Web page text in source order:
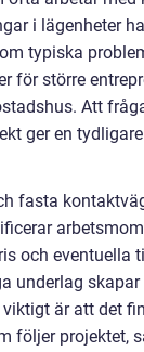
i lägenheter
typiska
för större
Att
ger en
fasta
och eventuella
underlag
är att det
följer projektet,